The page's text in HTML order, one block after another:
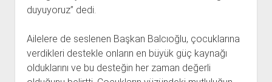
duyuyoruz” dedi.
Ailelere de seslenen Başkan Balcıoğlu, çocuklarına
verdikleri destekle onların en büyük güç kaynağı
olduklarını ve bu desteğin her zaman değerli